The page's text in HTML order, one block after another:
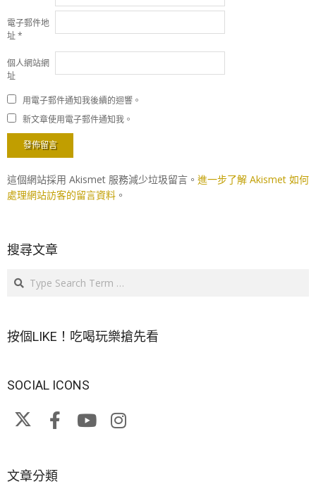
電子郵件地
址*
個人網站網
址
用電子郵件通知我後續的迴響。
新文章使用電子郵件通知我。
這個網站採用 Akismet 服務減少垃圾留言。 進一步了解 Akismet 如何
處理網站訪客的留言資料 。
搜尋文章
Search
按個LIKE！吃喝玩樂搶先看
SOCIAL ICONS
文章分類